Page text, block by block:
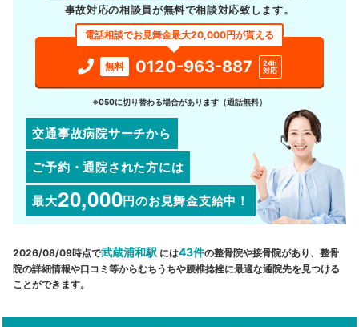
事故対応の相談員が無料で相談対応致します。
電話相談でお見舞金最大20,000円が貰える
無料 0120-963-887
24h
対応
※050に切り替わる場合があります（通話無料）
交通事故病院サーチから
ご予約・通院された方には
最大20,000円のお見舞金支給中！
2026/08/09時点で武蔵浦和駅 には43件の整骨院や接骨院があり、整骨
院の詳細情報や口コミ等からむちうちや腰椎捻挫に最適な通院先を見つける
ことができます。